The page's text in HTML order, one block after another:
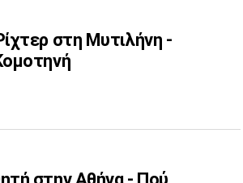
στη Μυτιλήνη -